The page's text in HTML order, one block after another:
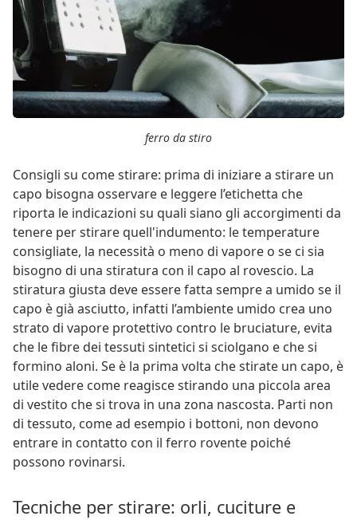
ferro da stiro
Consigli su come stirare: prima di iniziare a stirare un
capo bisogna osservare e leggere l’etichetta che
riporta le indicazioni su quali siano gli accorgimenti da
tenere per stirare quell'indumento: le temperature
consigliate, la necessità o meno di vapore o se ci sia
bisogno di una stiratura con il capo al rovescio. La
stiratura giusta deve essere fatta sempre a umido se il
capo è già asciutto, infatti l’ambiente umido crea uno
strato di vapore protettivo contro le bruciature, evita
che le fibre dei tessuti sintetici si sciolgano e che si
formino aloni. Se è la prima volta che stirate un capo, è
utile vedere come reagisce stirando una piccola area
di vestito che si trova in una zona nascosta. Parti non
di tessuto, come ad esempio i bottoni, non devono
entrare in contatto con il ferro rovente poiché
possono rovinarsi.
Tecniche per stirare: orli, cuciture e